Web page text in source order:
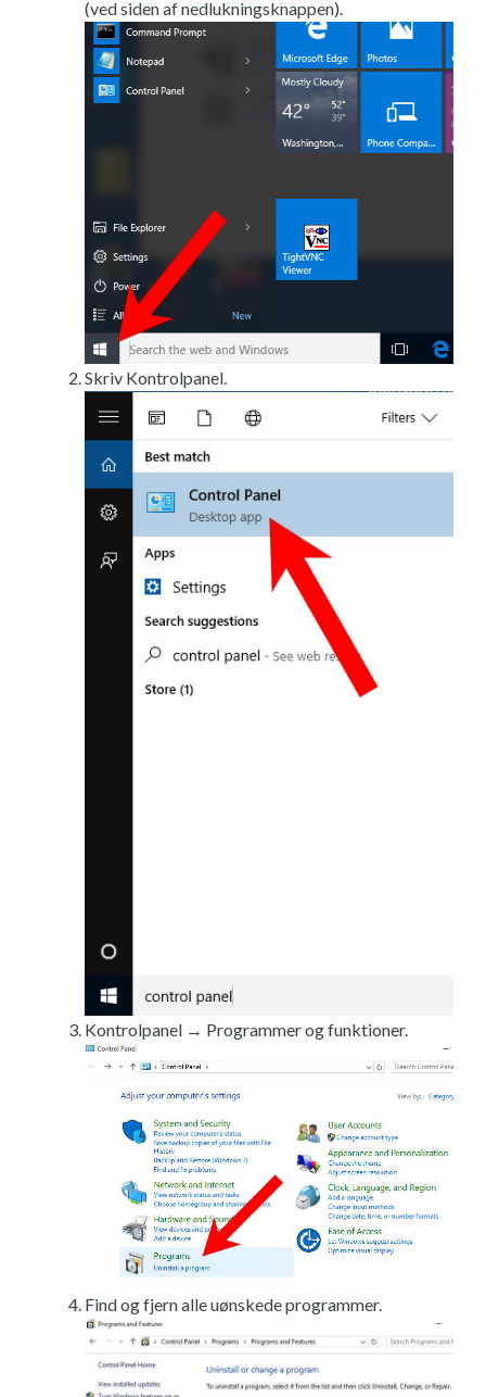
(ved siden af nedlukningsknappen).
Skriv Kontrolpanel.
Kontrolpanel → Programmer og funktioner.
Find og fjern alle uønskede programmer.